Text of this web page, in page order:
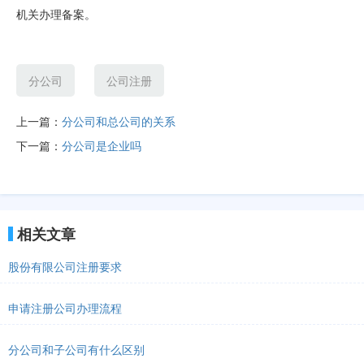
机关办理备案。
分公司 公司注册
上一篇： 分公司和总公司的关系
下一篇： 分公司是企业吗
相关文章
股份有限公司注册要求
申请注册公司办理流程
分公司和子公司有什么区别